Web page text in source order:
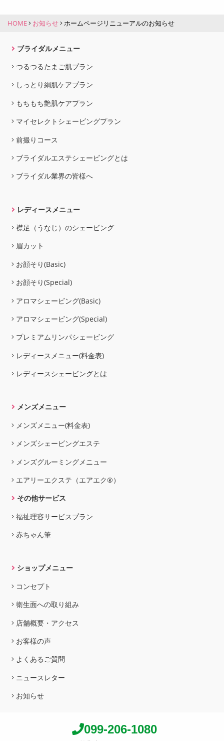
HOME お知らせ ホームページリニューアルのお知らせ
ブライダルメニュー
つるつるたまご肌プラン
しっとり絹肌ケアプラン
もちもち艶肌ケアプラン
マイセレクトシェービングプラン
前撮りコース
ブライダルエステシェービングとは
ブライダル業界の皆様へ
レディースメニュー
襟足（うなじ）のシェービング
眉カット
お顔そり(Basic)
お顔そり(Special)
アロマシェービング(Basic)
アロマシェービング(Special)
プレミアムリンパシェービング
レディースメニュー(料金表)
レディースシェービングとは
メンズメニュー
メンズメニュー(料金表)
メンズシェービングエステ
メンズグルーミングメニュー
エアリーエクステ（エアエク®）
その他サービス
福祉理容サービスプラン
赤ちゃん筆
ショップメニュー
コンセプト
衛生面への取り組み
店舗概要・アクセス
お客様の声
よくあるご質問
ニュースレター
お知らせ
099-206-1080